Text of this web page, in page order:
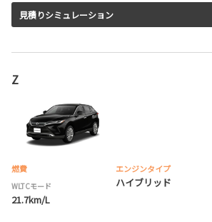
見積りシミュレーション
Z
燃費
WLTCモード
21.7km/L
エンジンタイプ
ハイブリッド